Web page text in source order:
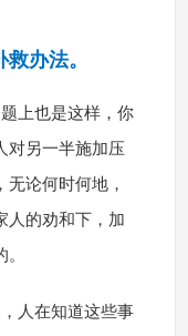
办法。
上也是这样，你
对另一半施加压
论何时何地，
人的劝和下，加
人在知道这些事